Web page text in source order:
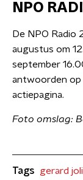
NPO
De NPO Radio
augustus om
september
antwoorden op
actiepagina.
Foto omslag:
Tags gerard